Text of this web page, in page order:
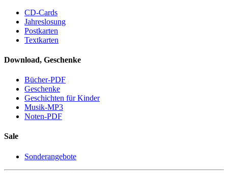
CD-Cards
Jahreslosung
Postkarten
Textkarten
Download, Geschenke
Bücher-PDF
Geschenke
Geschichten für Kinder
Musik-MP3
Noten-PDF
Sale
Sonderangebote